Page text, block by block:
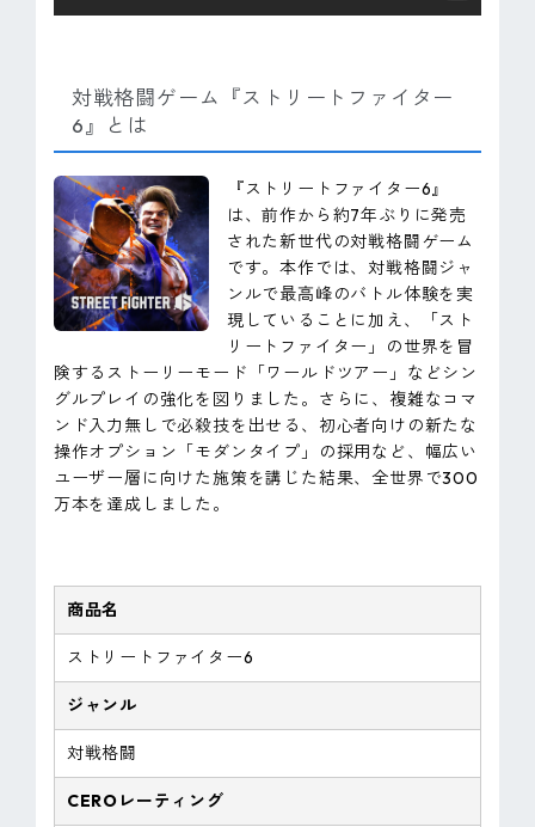
対戦格闘ゲーム『ストリートファイター
6』とは
『ストリートファイター6』
は、前作から約7年ぶりに発売
された新世代の対戦格闘ゲーム
です。本作では、対戦格闘ジャ
ンルで最高峰のバトル体験を実
現していることに加え、「スト
リートファイター」の世界を冒
険するストーリーモード「ワールドツアー」などシン
グルプレイの強化を図りました。さらに、複雑なコマ
ンド入力無しで必殺技を出せる、初心者向けの新たな
操作オプション「モダンタイプ」の採用など、幅広い
ユーザー層に向けた施策を講じた結果、全世界で300
万本を達成しました。
商品名
ストリートファイター6
ジャンル
対戦格闘
CEROレーティング